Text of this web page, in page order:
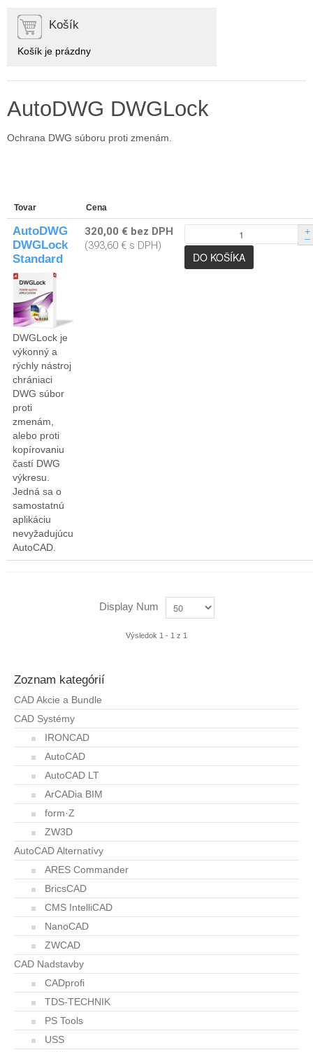
Košík
Košík je prázdny
AutoDWG DWGLock
Ochrana DWG súboru proti zmenám.
Tovar Cena
AutoDWG
DWGLock
Standard
DWGLock je
výkonný a
rýchly nástroj
chrániaci
DWG súbor
proti
zmenám,
alebo proti
kopírovaniu
častí DWG
výkresu.
Jedná sa o
samostatnú
aplikáciu
nevyžadujúcu
AutoCAD.
320,00 € bez DPH
(393,60 € s DPH)
+
–
Display Num
Výsledok 1 - 1 z 1
Zoznam kategórií
CAD Akcie a Bundle
CAD Systémy
IRONCAD
AutoCAD
AutoCAD LT
ArCADia BIM
form·Z
ZW3D
AutoCAD Alternatívy
ARES Commander
BricsCAD
CMS IntelliCAD
NanoCAD
ZWCAD
CAD Nadstavby
CADprofi
TDS-TECHNIK
PS Tools
USS